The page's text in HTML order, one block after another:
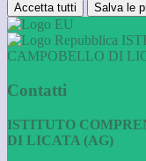
Accetta tutti Salva le
CAMPOBELLO DI
Contatti
ISTITUTO
DI LICATA (AG)